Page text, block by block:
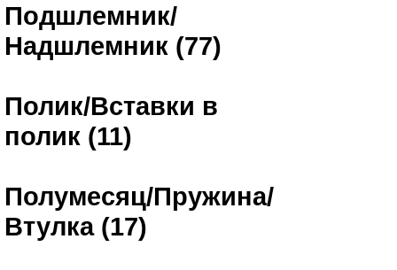
Подшлемник/
Надшлемник (77)
Полик/Вставки в
полик (11)
Полумесяц/Пружина/
Втулка (17)